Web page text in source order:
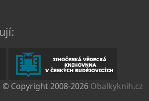
© Copyright 2008-2026 Obalkyknih.cz